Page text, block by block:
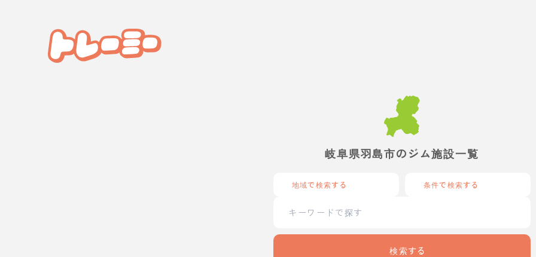
岐阜県羽島市のジム施設一覧
地域で検索する 条件で検索する
検索する